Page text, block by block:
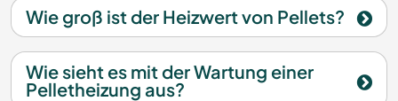
Wie groß ist der Heizwert von Pellets?
Wie sieht es mit der Wartung einer
Pelletheizung aus?